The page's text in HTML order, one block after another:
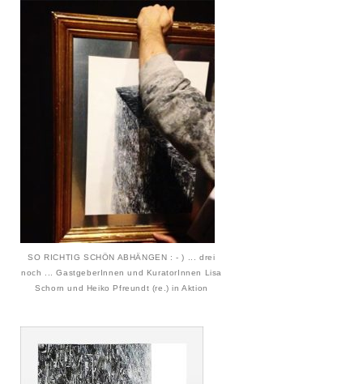
SO RICHTIG SCHÖN ABHÄNGEN : - ) ... drei
noch ... GastgeberInnen und KuratorInnen Lisa
Schorn und Heiko Pfreundt (re.) in Aktion